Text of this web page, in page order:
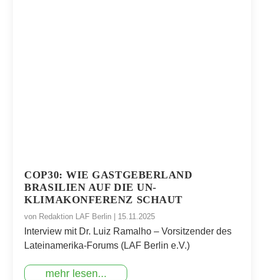
COP30: WIE GASTGEBERLAND
BRASILIEN AUF DIE UN-
KLIMAKONFERENZ SCHAUT
von Redaktion LAF Berlin | 15.11.2025
Interview mit Dr. Luiz Ramalho – Vorsitzender des
Lateinamerika-Forums (LAF Berlin e.V.)
mehr lesen...